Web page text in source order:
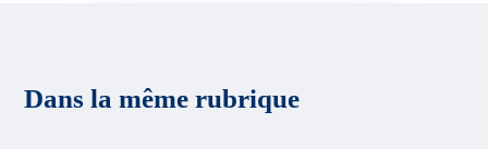
Dans la même rubrique